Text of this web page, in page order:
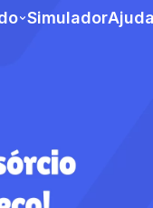
Simulador